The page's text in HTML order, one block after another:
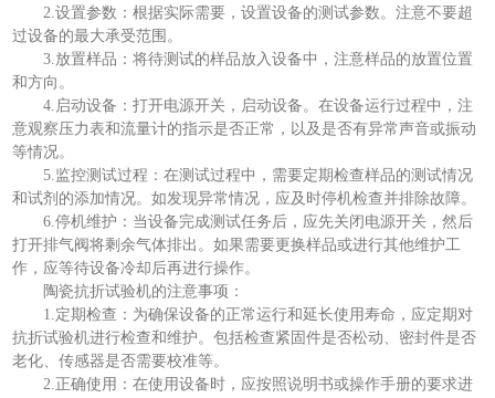
2.设置参数：根据实际需要，设置设备的测试参数。注意不要超
过设备的最大承受范围。
3.放置样品：将待测试的样品放入设备中，注意样品的放置位置
和方向。
4.启动设备：打开电源开关，启动设备。在设备运行过程中，注
意观察压力表和流量计的指示是否正常，以及是否有异常声音或振动
等情况。
5.监控测试过程：在测试过程中，需要定期检查样品的测试情况
和试剂的添加情况。如发现异常情况，应及时停机检查并排除故障。
6.停机维护：当设备完成测试任务后，应先关闭电源开关，然后
打开排气阀将剩余气体排出。如果需要更换样品或进行其他维护工
作，应等待设备冷却后再进行操作。
陶瓷抗折试验机的注意事项：
1.定期检查：为确保设备的正常运行和延长使用寿命，应定期对
抗折试验机进行检查和维护。包括检查紧固件是否松动、密封件是否
老化、传感器是否需要校准等。
2.正确使用：在使用设备时，应按照说明书或操作手册的要求进